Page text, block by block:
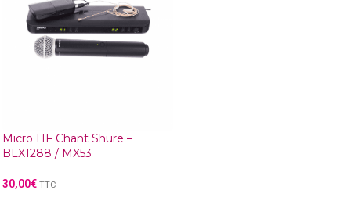
Micro HF Chant Shure –
BLX1288 / MX53
30,00€ TTC